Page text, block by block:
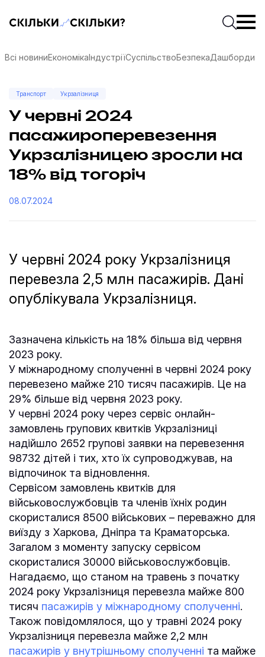
Скільки-скільки? — Медіа про суспільні даніПочати
Всі новиниЕкономікаІндустріїСуспільствоБезпекаДашборди
Транспорт Укрзалізниця
У червні 2024
пасажироперевезення
Укрзалізницею зросли на
18% від тогоріч
08.07.2024
У червні 2024 року Укрзалізниця
перевезла 2,5 млн пасажирів. Дані
опублікувала Укрзалізниця.
Зазначена кількість на 18% більша від червня
2023 року.
У міжнародному сполученні в червні 2024 року
перевезено майже 210 тисяч пасажирів. Це на
29% більше від червня 2023 року.
У червні 2024 року через сервіс онлайн-
замовлень групових квитків Укрзалізниці
надійшло 2652 групові заявки на перевезення
98732 дітей і тих, хто їх супроводжував, на
відпочинок та відновлення.
Сервісом замовлень квитків для
військовослужбовців та членів їхніх родин
скористалися 8500 військових – переважно для
виїзду з Харкова, Дніпра та Краматорська.
Загалом з моменту запуску сервісом
скористалися 30000 військовослужбовців.
Нагадаємо, що станом на травень з початку
2024 року Укрзалізниця перевезла майже 800
тисяч пасажирів у міжнародному сполученні.
Також повідомлялося, що у травні 2024 року
Укрзалізниця перевезла майже 2,2 млн
пасажирів у внутрішньому сполученні та майже